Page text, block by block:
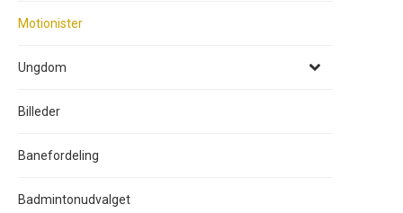
Motionister
Ungdom
Billeder
Banefordeling
Badmintonudvalget